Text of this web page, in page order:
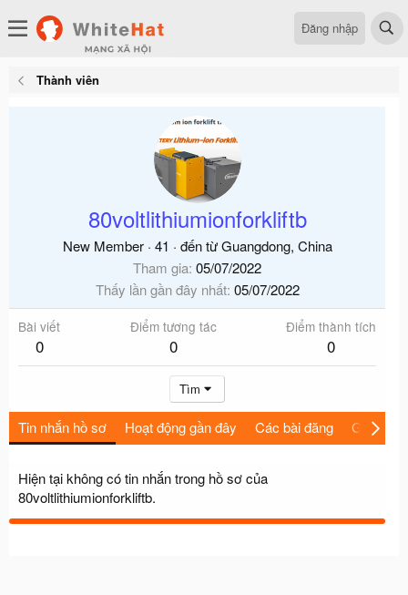
Đăng nhập
Thành viên
80voltlithiumionforkliftb
New Member · 41 · đến từ Guangdong, China
Tham gia 05/07/2022
Thấy lần gần đây nhất 05/07/2022
Bài viết
0
Điểm tương tác
0
Điểm thành tích
0
Tìm
Tin nhắn hồ sơ Hoạt động gần đây Các bài đăng Giới thiệu
Hiện tại không có tin nhắn trong hồ sơ của
80voltlithiumionforkliftb.